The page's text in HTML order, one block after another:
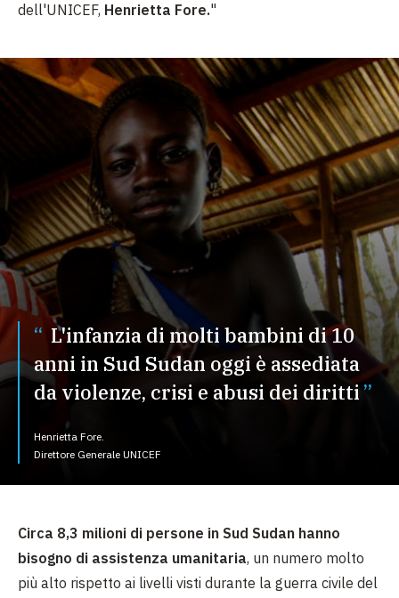
dell'UNICEF, Henrietta Fore."
L'infanzia di molti bambini di 10
anni in Sud Sudan oggi è assediata
da violenze, crisi e abusi dei diritti
Henrietta Fore.
Direttore Generale UNICEF
Circa 8,3 milioni di persone in Sud Sudan hanno
bisogno di assistenza umanitaria, un numero molto
più alto rispetto ai livelli visti durante la guerra civile del